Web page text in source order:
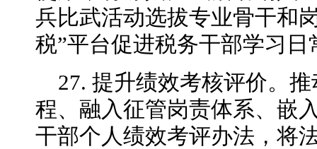
兵比武活动选拔专业骨干和
税”平台促进税务干部学习
27. 提升绩效考核评价。
程、融入征管岗责体系、嵌
干部个人绩效考评办法，将